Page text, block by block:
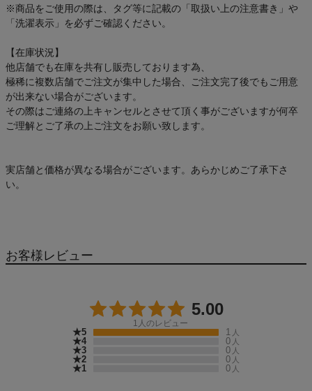
※商品をご使用の際は、タグ等に記載の「取扱い上の注意書き」や
「洗濯表示」を必ずご確認ください。
【在庫状況】
他店舗でも在庫を共有し販売しております為、
極稀に複数店舗でご注文が集中した場合、ご注文完了後でもご用意
が出来ない場合がございます。
その際はご連絡の上キャンセルとさせて頂く事がございますが何卒
ご理解とご了承の上ご注文をお願い致します。
実店舗と価格が異なる場合がございます。あらかじめご了承下さ
い。
お客様レビュー
5.00
1 人のレビュー
★5 1 人
★4 0 人
★3 0 人
★2 0 人
★1 0 人